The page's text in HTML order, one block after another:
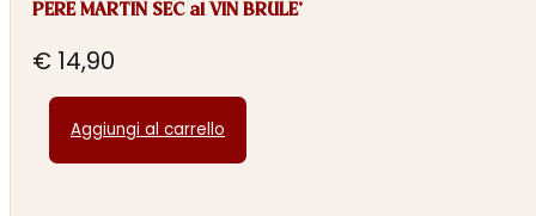
PERE MARTIN SEC al VIN BRULE’
€ 14,90
Aggiungi al carrello